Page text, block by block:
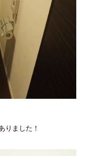
りました！